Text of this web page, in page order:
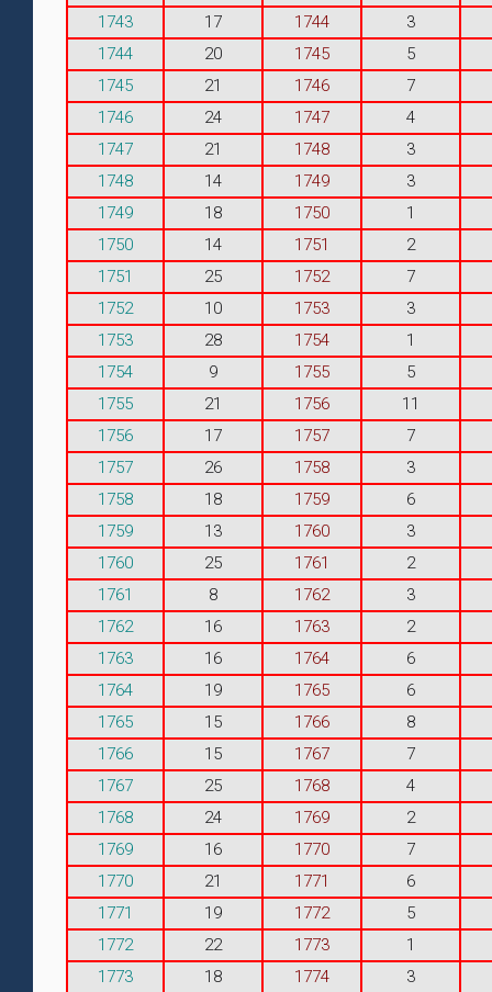
1743
17 1744
3
1744
20 1745
5
1745
21 1746
7
1746
24 1747
4
1747
21 1748
3
1748
14 1749
3
1749
18 1750
1
1750
14 1751
2
1751
25 1752
7
1752
10 1753
3
1753
28 1754
1
1754
9 1755
5
1755
21 1756
11
1756
17 1757
7
1757
26 1758
3
1758
18 1759
6
1759
13 1760
3
1760
25 1761
2
1761
8 1762
3
1762
16 1763
2
1763
16 1764
6
1764
19 1765
6
1765
15 1766
8
1766
15 1767
7
1767
25 1768
4
1768
24 1769
2
1769
16 1770
7
1770
21 1771
6
1771
19 1772
5
1772
22 1773
1
1773
18 1774 3